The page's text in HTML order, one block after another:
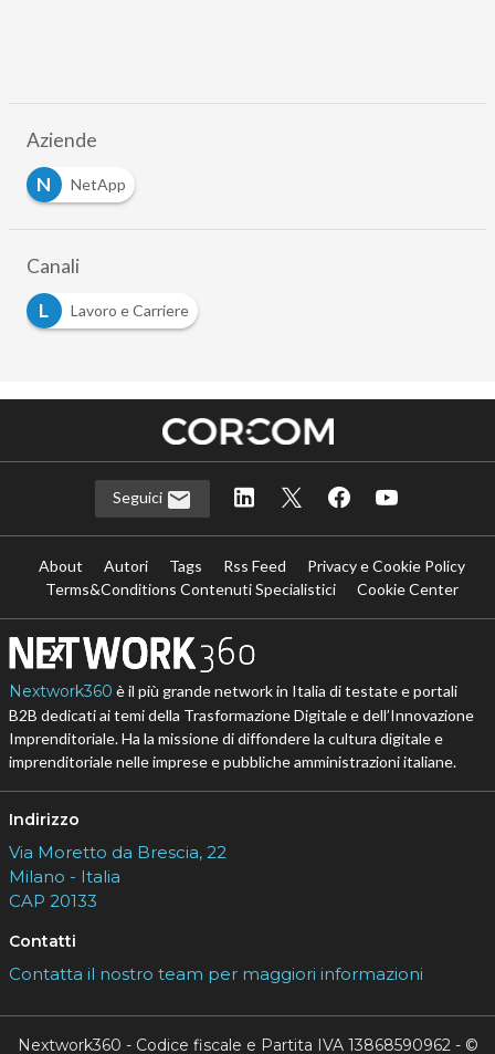
Aziende
N
NetApp
Canali
L
Lavoro e Carriere
Seguici
About Autori Tags Rss Feed
Privacy e Cookie Policy
Terms&Conditions Contenuti Specialistici
Cookie Center
Nextwork360 è il più grande network in Italia di testate e portali
B2B dedicati ai temi della Trasformazione Digitale e dell’Innovazione
Imprenditoriale. Ha la missione di diffondere la cultura digitale e
imprenditoriale nelle imprese e pubbliche amministrazioni italiane.
Indirizzo
Via Moretto da Brescia, 22
Milano - Italia
CAP 20133
Contatti
Contatta il nostro team per maggiori informazioni
Nextwork360 - Codice fiscale e Partita IVA 13868590962 - ©